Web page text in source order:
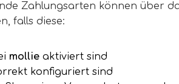
Zahlungsarten können über
falls diese:
mollie aktiviert sind
konfiguriert sind